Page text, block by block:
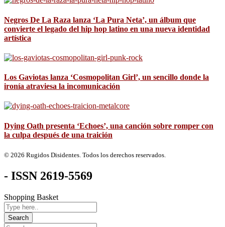
Negros De La Raza lanza ‘La Pura Neta’, un álbum que
convierte el legado del hip hop latino en una nueva identidad
artística
Los Gaviotas lanza ‘Cosmopolitan Girl’, un sencillo donde la
ironía atraviesa la incomunicación
Dying Oath presenta ‘Echoes’, una canción sobre romper con
la culpa después de una traición
© 2026 Rugidos Disidentes. Todos los derechos reservados.
- ISSN 2619-5569
Shopping Basket